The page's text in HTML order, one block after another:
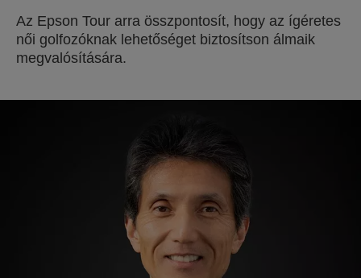
Az Epson Tour arra összpontosít, hogy az ígéretes
női golfozóknak lehetőséget biztosítson álmaik
megvalósítására.